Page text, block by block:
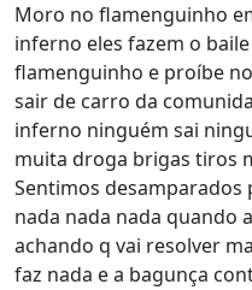
Moro no flamenguinho
inferno eles fazem o
flamenguinho e proíbe
sair de carro da
inferno ninguém sai
muita droga brigas tiros
Sentimos desamparados
nada nada nada quando
achando q vai resolver
faz nada e a bagunça